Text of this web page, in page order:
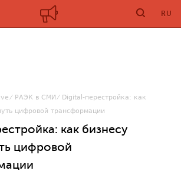
RU
РАЭК в СМИ
Digital-перестройка: как
цифровой трансформации
как бизнесу
цифровой